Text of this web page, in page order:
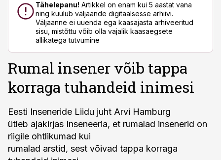
Tähelepanu! Artikkel on enam kui 5 aastat vana
ning kuulub väljaande digitaalsesse arhiivi.
Väljaanne ei uuenda ega kaasajasta arhiveeritud
sisu, mistõttu võib olla vajalik kaasaegsete
allikatega tutvumine
Rumal insener võib tappa
korraga tuhandeid inimesi
Eesti Inseneride Liidu juht Arvi Hamburg
ütleb ajakirjas Inseneeria, et rumalad insenerid on
riigile ohtlikumad kui
rumalad arstid, sest võivad tappa korraga